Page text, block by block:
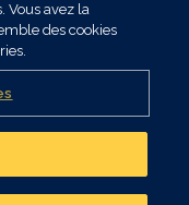
Vous avez la
des cookies